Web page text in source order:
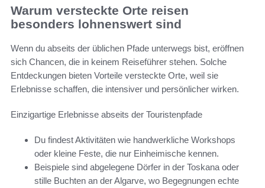
Warum versteckte Orte reisen
besonders lohnenswert sind
Wenn du abseits der üblichen Pfade unterwegs bist, eröffnen
sich Chancen, die in keinem Reiseführer stehen. Solche
Entdeckungen bieten Vorteile versteckte Orte, weil sie
Erlebnisse schaffen, die intensiver und persönlicher wirken.
Einzigartige Erlebnisse abseits der Touristenpfade
Du findest Aktivitäten wie handwerkliche Workshops
oder kleine Feste, die nur Einheimische kennen.
Beispiele sind abgelegene Dörfer in der Toskana oder
stille Buchten an der Algarve, wo Begegnungen echte